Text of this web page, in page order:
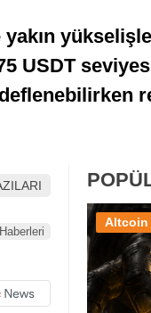
USDT
Altcoin